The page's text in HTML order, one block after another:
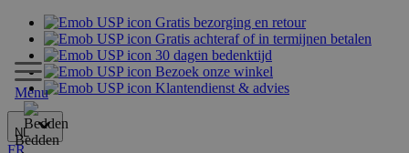
Gratis bezorging en retour
Gratis achteraf of in termijnen betalen
30 dagen bedenktijd
Bezoek onze winkel
Klantendienst & advies
NL
FR
Menu
Bedden